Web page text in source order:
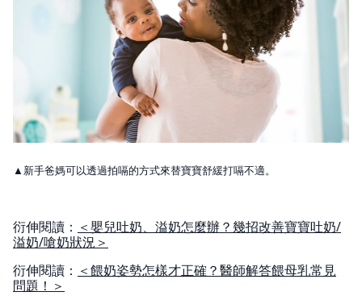
▲新手爸媽可以透過拍嗝的方式來替寶寶舒緩打嗝不適。
衍伸閱讀： ＜嬰兒吐奶、溢奶怎麼辦？幾招改善寶寶吐奶/
溢奶/嗆奶狀況＞
衍伸閱讀： ＜餵奶姿勢怎樣才正確？醫師解答餵母乳常見
問題！＞